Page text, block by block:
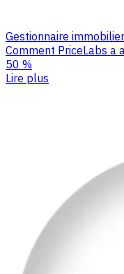
Gestionnaire immobilier
Comment PriceLabs a
50 %
Lire plus